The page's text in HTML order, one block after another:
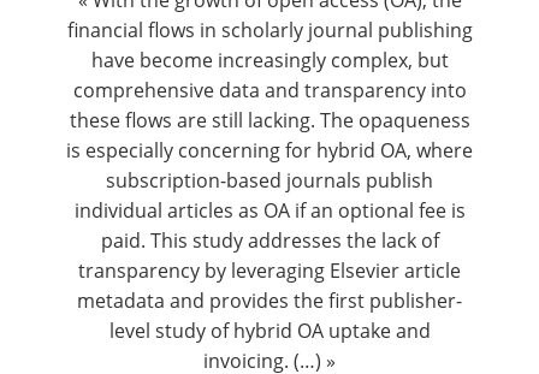
financial flows in scholarly journal publishing
have become increasingly complex, but
comprehensive data and transparency into
these flows are still lacking. The opaqueness
is especially concerning for hybrid OA, where
subscription-based journals publish
individual articles as OA if an optional fee is
paid. This study addresses the lack of
transparency by leveraging Elsevier article
metadata and provides the first publisher-
level study of hybrid OA uptake and
invoicing. (…) »